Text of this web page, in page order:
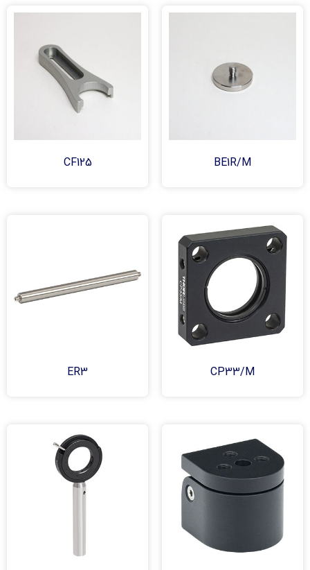
BE1R/M
CF125
CP33/M
ER3